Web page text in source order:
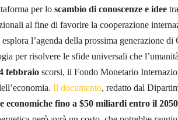
per lo scambio di conoscenze e idee
al fine di favorire la cooperazione
l’agenda della prossima generazione
per risolvere le sfide universali che
febbraio scorsi, il Fondo Monetario
Il documento, redatto dal
economiche fino a $50 miliardi entro il 2050